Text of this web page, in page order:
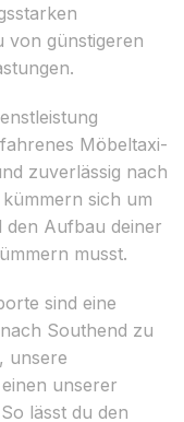
von günstigeren
Möbeltaxi-
zuverlässig nach
sich um
den Aufbau deiner
musst.
sind eine
Southend zu
unsere
unserer
lässt du den